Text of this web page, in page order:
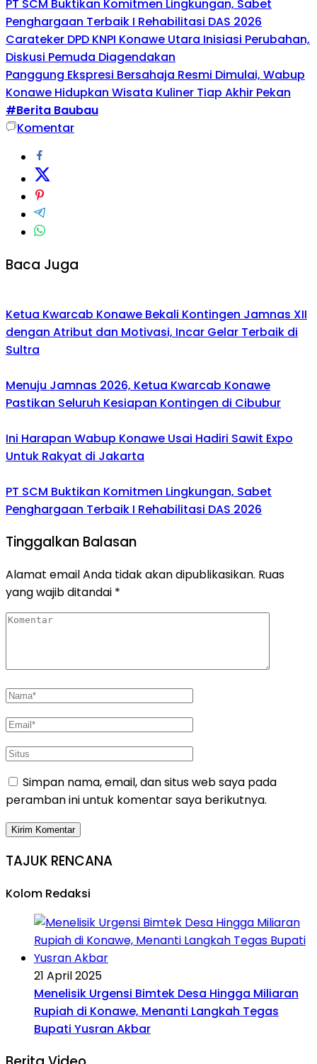
PT SCM Buktikan Komitmen Lingkungan, Sabet
Penghargaan Terbaik I Rehabilitasi DAS 2026
Carateker DPD KNPI Konawe Utara Inisiasi Perubahan,
Diskusi Pemuda Diagendakan
Panggung Ekspresi Bersahaja Resmi Dimulai, Wabup
Konawe Hidupkan Wisata Kuliner Tiap Akhir Pekan
#Berita Baubau
Komentar
Baca Juga
Ketua Kwarcab Konawe Bekali Kontingen Jamnas XII
dengan Atribut dan Motivasi, Incar Gelar Terbaik di
Sultra
Menuju Jamnas 2026, Ketua Kwarcab Konawe
Pastikan Seluruh Kesiapan Kontingen di Cibubur
Ini Harapan Wabup Konawe Usai Hadiri Sawit Expo
Untuk Rakyat di Jakarta
PT SCM Buktikan Komitmen Lingkungan, Sabet
Penghargaan Terbaik I Rehabilitasi DAS 2026
Tinggalkan Balasan
Alamat email Anda tidak akan dipublikasikan. Ruas
yang wajib ditandai *
Simpan nama, email, dan situs web saya pada
peramban ini untuk komentar saya berikutnya.
TAJUK RENCANA
Kolom Redaksi
21 April 2025
Menelisik Urgensi Bimtek Desa Hingga Miliaran
Rupiah di Konawe, Menanti Langkah Tegas
Bupati Yusran Akbar